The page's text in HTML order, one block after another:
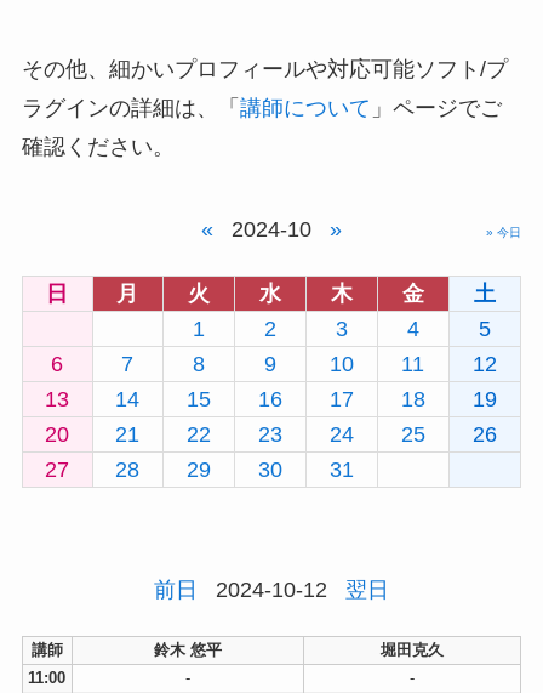
その他、細かいプロフィールや対応可能ソフト/プ
ラグインの詳細は、「 講師について 」ページでご
確認ください。
« 2024-10 » » 今日
日 月 火 水 木 金
土
1
2 3 4
5
6
7 8 9 10 11
12
13
14 15 16 17 18
19
20
21 22 23 24 25
26
27
28 29 30 31
前日 2024-10-12 翌日
講師 鈴木 悠平
堀田克久
11:00
-
-